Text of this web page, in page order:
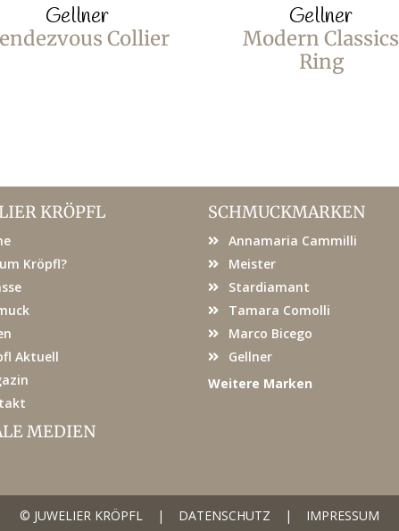
Gellner
Collier
Gellner
Modern Classics
Ring
KRÖPFL
Kröpfl?
Aktuell
MEDIEN
SCHMUCKMARKEN
Annamaria Cammilli
Meister
Stardiamant
Tamara Comolli
Marco Bicego
Gellner
Weitere Marken
© JUWELIER KRÖPFL | DATENSCHUTZ | IMPRESSUM